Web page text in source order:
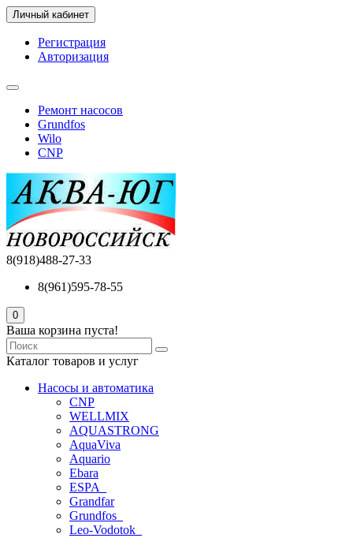
Личный кабинет
Регистрация
Авторизация
Ремонт насосов
Grundfos
Wilo
CNP
8(918)488-27-33
8(961)595-78-55
0
Ваша корзина пуста!
Каталог товаров и услуг
Насосы и автоматика
CNP
WELLMIX
AQUASTRONG
AquaViva
Aquario
Ebara
ESPA_
Grandfar
Grundfos_
Leo-Vodotok_